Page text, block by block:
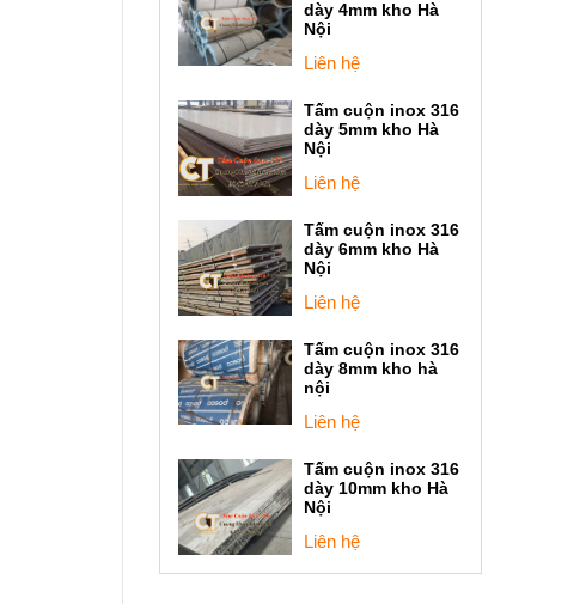
dày 4mm kho Hà
Nội
Liên hệ
Tấm cuộn inox 316
dày 5mm kho Hà
Nội
Liên hệ
Tấm cuộn inox 316
dày 6mm kho Hà
Nội
Liên hệ
Tấm cuộn inox 316
dày 8mm kho hà
nội
Liên hệ
Tấm cuộn inox 316
dày 10mm kho Hà
Nội
Liên hệ